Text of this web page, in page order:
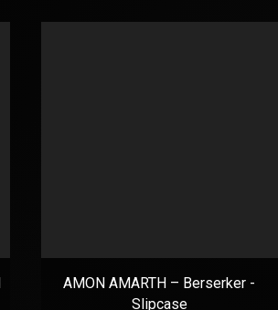
AMON AMARTH – Berserker -
Slipcase